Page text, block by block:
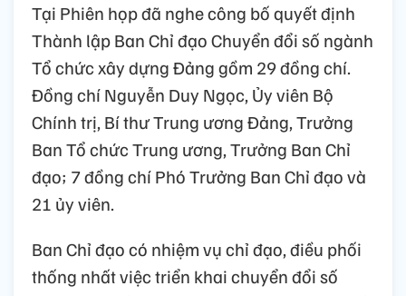
Tại Phiên họp đã nghe công bố quyết định
Thành lập Ban Chỉ đạo Chuyển đổi số ngành
Tổ chức xây dựng Đảng gồm 29 đồng chí.
Đồng chí Nguyễn Duy Ngọc, Ủy viên Bộ
Chính trị, Bí thư Trung ương Đảng, Trưởng
Ban Tổ chức Trung ương, Trưởng Ban Chỉ
đạo; 7 đồng chí Phó Trưởng Ban Chỉ đạo và
21 ủy viên.
Ban Chỉ đạo có nhiệm vụ chỉ đạo, điều phối
thống nhất việc triển khai chuyển đổi số